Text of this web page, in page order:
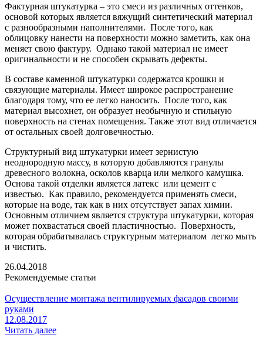
Фактурная штукатурка – это смеси из различных оттенков,
основой которых является вяжущий синтетический материал
с разнообразными наполнителями. После того, как
облицовку нанести на поверхности можно заметить, как она
меняет свою фактуру. Однако такой материал не имеет
оригинальности и не способен скрывать дефекты.
В составе каменной штукатурки содержатся крошки и
связующие материалы. Имеет широкое распространение
благодаря тому, что ее легко наносить. После того, как
материал высохнет, он образует необычную и стильную
поверхность на стенах помещения. Также этот вид отличается
от остальных своей долговечностью.
Структурный вид штукатурки имеет зернистую
неоднородную массу, в которую добавляются гранулы
древесного волокна, осколов кварца или мелкого камушка.
Основа такой отделки является латекс или цемент с
известью. Как правило, рекомендуется применять смеси,
которые на воде, так как в них отсутствует запах химии.
Основным отличием является структура штукатурки, которая
может похвастаться своей пластичностью. Поверхность,
которая обрабатывалась структурным материалом легко мыть
и чистить.
26.04.2018
Рекомендуемые статьи
Осуществление монтажа вентилируемых фасадов своими
руками
12.08.2017
Читать далее